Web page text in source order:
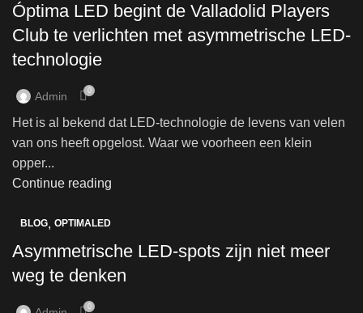
Óptima LED begint de Valladolid Players
Club te verlichten met asymmetrische LED-
technologie
Admin 0
Het is al bekend dat LED-technologie de levens van velen
van ons heeft opgelost. Waar we voorheen een klein
opper...
Continue reading
BLOG, OPTIMALED
Asymmetrische LED-spots zijn niet meer
weg te denken
0